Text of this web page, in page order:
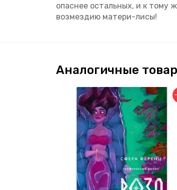
опаснее остальных, и к тому
возмездию матери-лисы!
Аналогичные